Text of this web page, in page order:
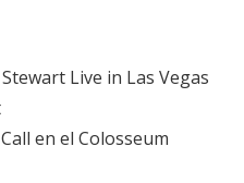
Live in Las Vegas
en el Colosseum